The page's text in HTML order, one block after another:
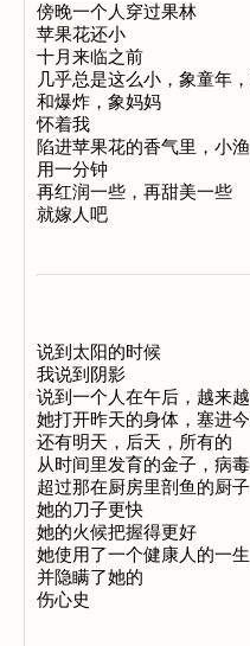
傍晚一个人穿过果林
苹果花还小
十月来临之前
几乎总是这么小，象童年
和爆炸，象妈妈
怀着我
陷进苹果花的香气里，小
用一分钟
再红润一些，再甜美一些
说到太阳的时候
我说到阴影
说到一个人在午后，越来
她打开昨天的身体，塞进
还有明天，后天，所有的
从时间里发育的金子，病
超过那在厨房里剖鱼的厨子
她的刀子更快
她的火候把握得更好
她使用了一个健康人的一生
并隐瞒了她的